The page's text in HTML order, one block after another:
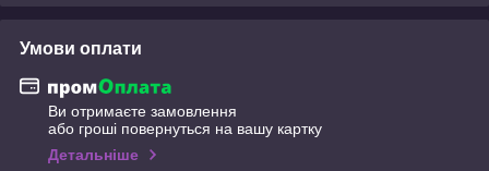
Умови оплати
Ви отримаєте замовлення
або гроші повернуться на вашу картку
Детальніше